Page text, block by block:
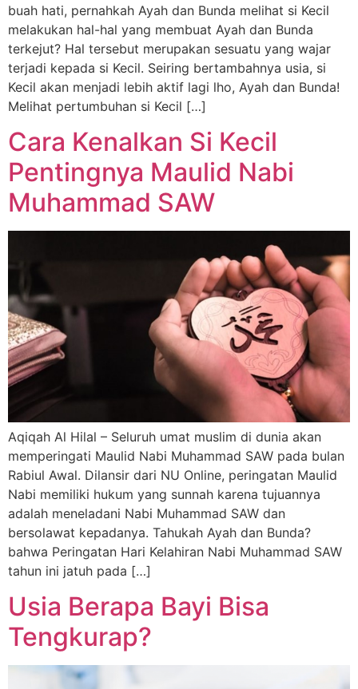
buah hati, pernahkah Ayah dan Bunda melihat si Kecil
melakukan hal-hal yang membuat Ayah dan Bunda
terkejut? Hal tersebut merupakan sesuatu yang wajar
terjadi kepada si Kecil. Seiring bertambahnya usia, si
Kecil akan menjadi lebih aktif lagi lho, Ayah dan Bunda!
Melihat pertumbuhan si Kecil […]
Cara Kenalkan Si Kecil
Pentingnya Maulid Nabi
Muhammad SAW
Aqiqah Al Hilal – Seluruh umat muslim di dunia akan
memperingati Maulid Nabi Muhammad SAW pada bulan
Rabiul Awal. Dilansir dari NU Online, peringatan Maulid
Nabi memiliki hukum yang sunnah karena tujuannya
adalah meneladani Nabi Muhammad SAW dan
bersolawat kepadanya. Tahukah Ayah dan Bunda?
bahwa Peringatan Hari Kelahiran Nabi Muhammad SAW
tahun ini jatuh pada […]
Usia Berapa Bayi Bisa
Tengkurap?